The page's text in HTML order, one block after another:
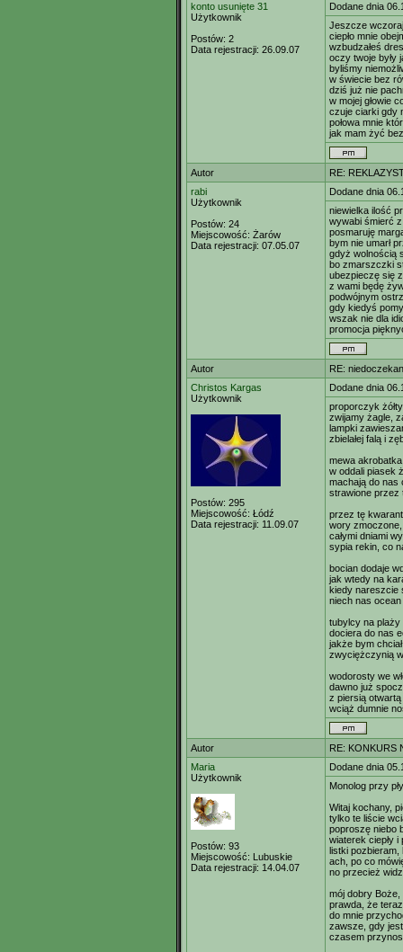
konto usunięte 31
Użytkownik
Postów: 2
Data rejestracji: 26.09.07
Dodane dnia
Jeszcze
ciepło mnie
wzbudzałeś
oczy twoje były
byliśmy
w świecie bez
dziś już nie
w mojej głowie
czuje ciarki gdy
połowa mnie
jak mam żyć
Autor
RE:
rabi
Użytkownik
Postów: 24
Miejscowość: Żarów
Data rejestracji: 07.05.07
Dodane dnia
niewielka ilość
wywabi śmierć z
posmaruję
bym nie umarł
gdyż wolnością
bo zmarszczki
ubezpieczę się
z wami będę
podwójnym
gdy kiedyś
wszak nie dla
promocja
Autor
RE:
Christos Kargas
Użytkownik
Postów: 295
Miejscowość: Łódź
Data rejestracji: 11.09.07
Dodane dnia
proporczyk
zwijamy żagle,
lampki
zbielałej falą i
mewa
w oddali piasek
machają do nas
strawione przez
przez tę
wory zmoczone,
całymi dniami
sypia rekin, co
bocian dodaje
jak wtedy na
kiedy nareszcie
niech nas ocean
tubylcy na plaży
dociera do nas
jakże bym
zwyciężczynią
wodorosty we
dawno już
z piersią
wciąż dumnie
Autor
RE: KONKURS
Maria
Użytkownik
Postów: 93
Miejscowość: Lubuskie
Data rejestracji: 14.04.07
Dodane dnia
Monolog przy
Witaj kochany,
tylko te liście
poproszę niebo
wiaterek ciepły
listki pozbieram,
ach, po co
no przecież
mój dobry
prawda, że
do mnie
zawsze, gdy
czasem